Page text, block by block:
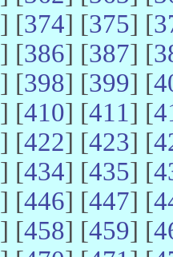
] [374] [375] [
] [386] [387] [
] [398] [399] [
] [410] [411] [
] [422] [423] [
] [434] [435] [
] [446] [447] [
] [458] [459] [